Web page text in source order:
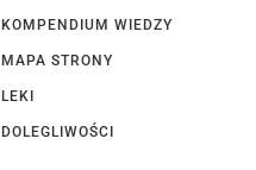
KOMPENDIUM WIEDZY
MAPA STRONY
LEKI
DOLEGLIWOŚCI